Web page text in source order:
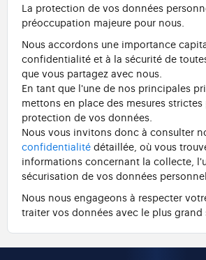
La protection de vos données
préoccupation majeure pour nous.
Nous accordons une importance
confidentialité et à la sécurité de
que vous partagez avec nous.
En tant que l'une de nos principales
mettons en place des mesures
protection de vos données.
Nous vous invitons donc à consulter
confidentialité détaillée, où vous
informations concernant la collecte,
sécurisation de vos données
Nous nous engageons à respecter
traiter vos données avec le plus grand